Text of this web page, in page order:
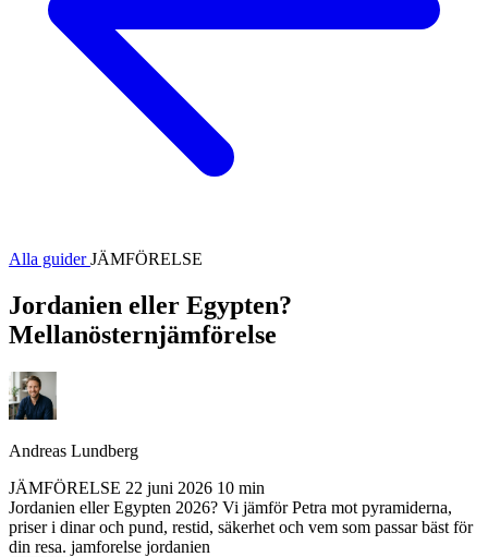
Alla guiderJÄMFÖRELSE
Jordanien eller Egypten?
Mellanösternjämförelse
Andreas Lundberg
JÄMFÖRELSE 22 juni 2026 10 min
Jordanien eller Egypten 2026? Vi jämför Petra mot pyramiderna,
priser i dinar och pund, restid, säkerhet och vem som passar bäst för
din resa. jamforelse jordanien